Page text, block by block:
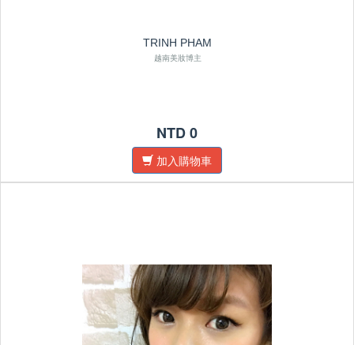
TRINH PHAM
越南美妝博主
NTD 0
加入購物車